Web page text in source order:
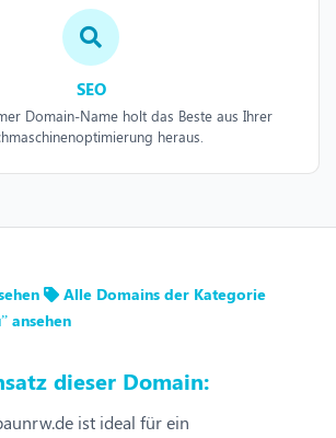
SEO
Domain-Name holt das Beste aus Ihrer
heraus.
Alle Domains der Kategorie
ansehen
dieser Domain:
ist ideal für ein